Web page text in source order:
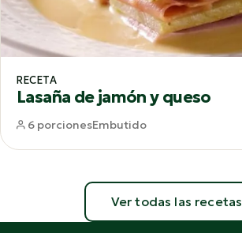
RECETA
Lasaña de jamón y queso
6 porcionesEmbutido
Ver todas las recetas